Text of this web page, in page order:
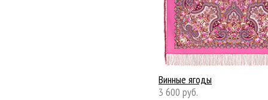
Винные ягоды
3 600 руб.